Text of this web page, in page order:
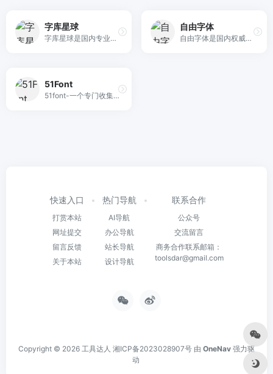
字库星球
字库星球是国内专业免费可商用字体收录平台，2023年创办至今，作为字体行业风向标，我们近年来专注于免费可商用字体的收录学习成长交流。 通过字库星球、字库字体检测、字库星球设计导航分别沉淀优质字体事业服务。是一家集齐媒体、内容、服务的多元化平台。MCN矩阵@字库星球 在微博、微信、小红书、抖音、B站布局，汇聚全网免费可商用字体，提供免费可商用免费字体下载。所有免费字体的授权均经核对确认，个人及商用均可免费自由使用，有效规避字体版权风险。
自由字体
自由字体是国内权威的免费字体网站，汇聚全网免费字体，提供可商用免费字体下载。所有免费字体的授权均经核对确认，个人及商用均可免费自由使用，有效规避字体版权风险。
51Font
51font-一个专门收集全球高精品正版免费可商用的开源字体网站，全网字体为免费字体，免费字库，开源字体，免费开源字体下载。字免网-为您收集精品正版免费字体供您下载。
快速入口
打赏本站
网址提交
留言反馈
关于本站
热门导航
AI导航
办公导航
站长导航
设计导航
联系合作
公众号
交流留言
商务合作联系邮箱：
toolsdar@gmail.com
Copyright © 2026 工具达人 湘ICP备2023028907号 由 OneNav 强力驱
动